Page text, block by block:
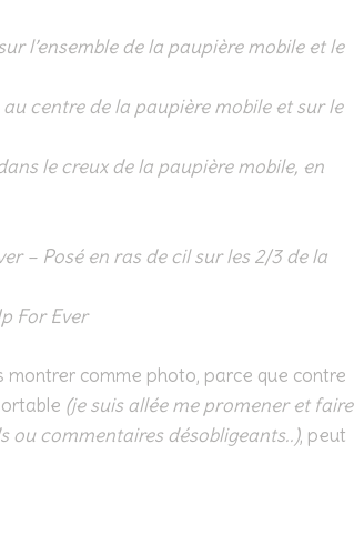
l’ensemble de la paupière mobile et le
centre de la paupière mobile et sur le
le creux de la paupière mobile, en
– Posé en ras de cil sur les 2/3 de la
For Ever
montrer comme photo, parce que contre
(je suis allée me promener et faire
ou commentaires désobligeants..), peut